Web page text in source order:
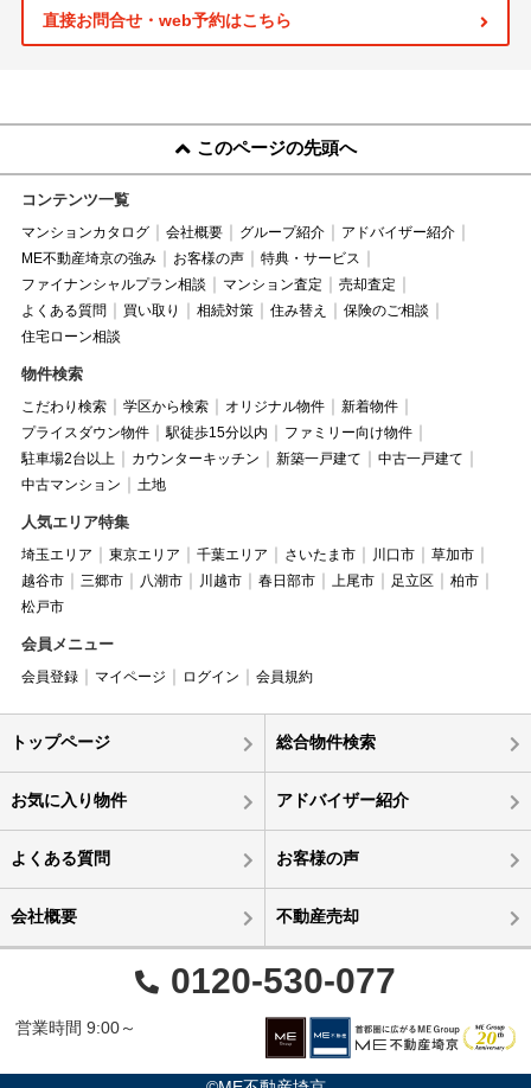
直接お問合せ・web予約はこちら
このページの先頭へ
コンテンツ一覧
マンションカタログ 会社概要 グループ紹介
アドバイザー紹介
ME不動産埼京の強み
お客様の声
特典・サービス
ファイナンシャルプラン相談
マンション査定
売却査定
よくある質問
買い取り 相続対策 住み替え
保険のご相談
住宅ローン相談
物件検索
こだわり検索 学区から検索 オリジナル物件
新着物件
プライスダウン物件
駅徒歩15分以内
ファミリー向け物件
駐車場2台以上
カウンターキッチン 新築一戸建て
中古一戸建て
中古マンション
土地
人気エリア特集
埼玉エリア 東京エリア 千葉エリア さいたま市 川口市
草加市
越谷市
三郷市 八潮市 川越市 春日部市 上尾市 足立区
柏市
松戸市
会員メニュー
会員登録 マイページ ログイン 会員規約
トップページ 総合物件検索
お気に入り物件 アドバイザー紹介
よくある質問 お客様の声
会社概要 不動産売却
0120-530-077
営業時間 9:00～